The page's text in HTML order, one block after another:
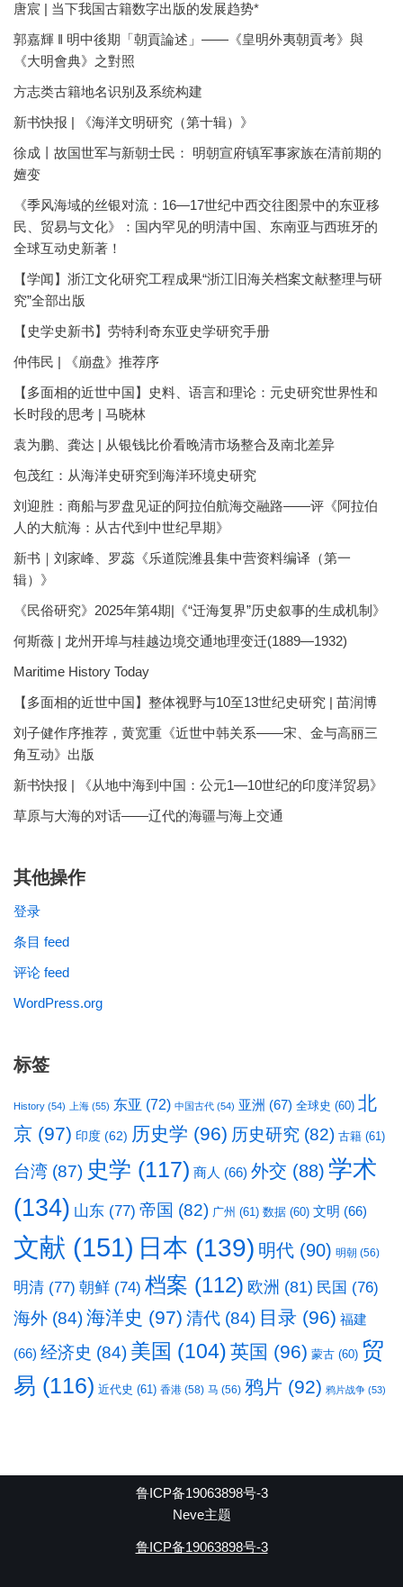
唐宸 | 当下我国古籍数字出版的发展趋势*
郭嘉輝 ‖ 明中後期「朝貢論述」——《皇明外夷朝貢考》與
《大明會典》之對照
方志类古籍地名识别及系统构建
新书快报 | 《海洋文明研究（第十辑）》
徐成丨故国世军与新朝士民： 明朝宣府镇军事家族在清前期的
嬗变
《季风海域的丝银对流：16—17世纪中西交往图景中的东亚移
民、贸易与文化》：国内罕见的明清中国、东南亚与西班牙的
全球互动史新著！
【学闻】浙江文化研究工程成果“浙江旧海关档案文献整理与研
究”全部出版
【史学史新书】劳特利奇东亚史学研究手册
仲伟民 | 《崩盘》推荐序
【多面相的近世中国】史料、语言和理论：元史研究世界性和
长时段的思考 | 马晓林
袁为鹏、龚达 | 从银钱比价看晚清市场整合及南北差异
包茂红：从海洋史研究到海洋环境史研究
刘迎胜：商船与罗盘见证的阿拉伯航海交融路——评《阿拉伯
人的大航海：从古代到中世纪早期》
新书｜刘家峰、罗蕊《乐道院潍县集中营资料编译（第一
辑）》
《民俗研究》2025年第4期|《“迁海复界”历史叙事的生成机制》
何斯薇 | 龙州开埠与桂越边境交通地理变迁(1889—1932)
Maritime History Today
【多面相的近世中国】整体视野与10至13世纪史研究 | 苗润博
刘子健作序推荐，黄宽重《近世中韩关系——宋、金与高丽三
角互动》出版
新书快报 | 《从地中海到中国：公元1—10世纪的印度洋贸易》
草原与大海的对话——辽代的海疆与海上交通
其他操作
登录
条目 feed
评论 feed
WordPress.org
标签
History (54) 上海 (55) 东亚 (72) 中国古代 (54) 亚洲 (67) 全球史 (60) 北
京 (97) 印度 (62) 历史学 (96) 历史研究 (82) 古籍 (61)
台湾 (87) 史学 (117) 商人 (66) 外交 (88) 学术
(134) 山东 (77) 帝国 (82) 广州 (61) 数据 (60) 文明 (66)
文献 (151) 日本 (139) 明代 (90) 明朝 (56)
明清 (77) 朝鲜 (74) 档案 (112) 欧洲 (81) 民国 (76)
海外 (84)海洋史 (97) 清代 (84) 目录 (96) 福建
(66) 经济史 (84) 美国 (104) 英国 (96) 蒙古 (60) 贸
易 (116) 近代史 (61) 香港 (58) 马 (56) 鸦片 (92) 鸦片战争 (53)
鲁ICP备19063898号-3
Neve主题
鲁ICP备19063898号-3